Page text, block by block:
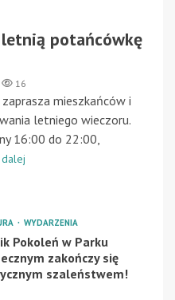
potańcówkę
16
mieszkańców i
letniego wieczoru.
16:00 do 22:00,
WYDARZENIA
Pokoleń w Parku
zakończy się
szaleństwem!